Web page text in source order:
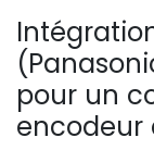
pour un
encodeur